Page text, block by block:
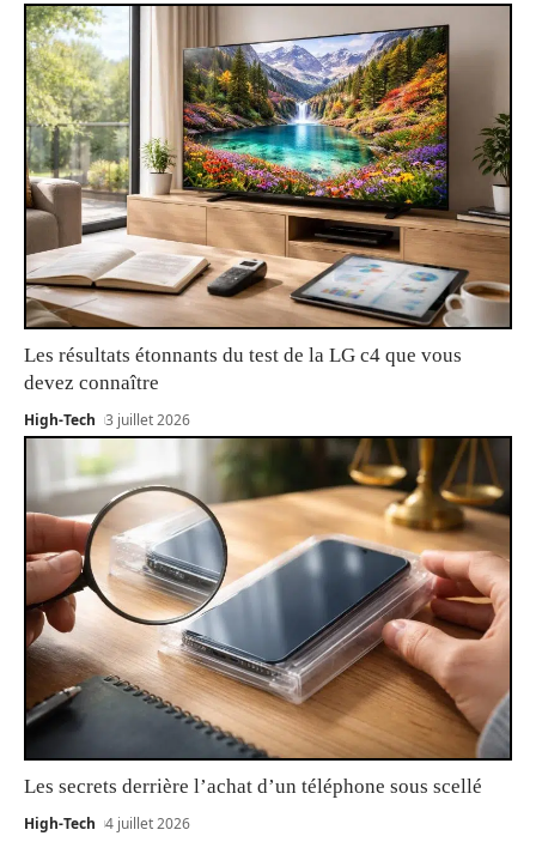
Les résultats étonnants du test de la LG c4 que vous
devez connaître
High-Tech 3 juillet 2026
Les secrets derrière l’achat d’un téléphone sous scellé
High-Tech 4 juillet 2026